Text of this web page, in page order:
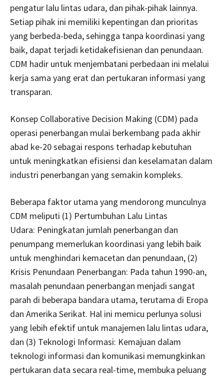
pengatur lalu lintas udara, dan pihak-pihak lainnya.
Setiap pihak ini memiliki kepentingan dan prioritas
yang berbeda-beda, sehingga tanpa koordinasi yang
baik, dapat terjadi ketidakefisienan dan penundaan.
CDM hadir untuk menjembatani perbedaan ini melalui
kerja sama yang erat dan pertukaran informasi yang
transparan.
Konsep Collaborative Decision Making (CDM) pada
operasi penerbangan mulai berkembang pada akhir
abad ke-20 sebagai respons terhadap kebutuhan
untuk meningkatkan efisiensi dan keselamatan dalam
industri penerbangan yang semakin kompleks.
Beberapa faktor utama yang mendorong munculnya
CDM meliputi (1) Pertumbuhan Lalu Lintas
Udara: Peningkatan jumlah penerbangan dan
penumpang memerlukan koordinasi yang lebih baik
untuk menghindari kemacetan dan penundaan, (2)
Krisis Penundaan Penerbangan: Pada tahun 1990-an,
masalah penundaan penerbangan menjadi sangat
parah di beberapa bandara utama, terutama di Eropa
dan Amerika Serikat. Hal ini memicu perlunya solusi
yang lebih efektif untuk manajemen lalu lintas udara,
dan (3) Teknologi Informasi: Kemajuan dalam
teknologi informasi dan komunikasi memungkinkan
pertukaran data secara real-time, membuka peluang